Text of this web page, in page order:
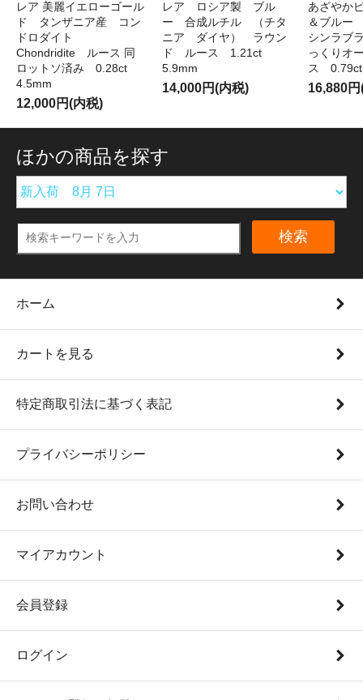
レア 美麗イエローゴール
ド タンザニア産 コン
ドロダイト
Chondridite ルース 同
ロットソ済み 0.28ct
4.5mm
12,000円(内税)
レア ロシア製 ブル
ー 合成ルチル （チタ
ニア ダイヤ） ラウン
ド ルース 1.21ct
5.9mm
14,000円(内税)
あざやか
＆ブル
シンラブ
っくりオ
ス
16,880
ほかの商品を探す
検索
ホーム
カートを見る
特定商取引法に基づく表記
プライバシーポリシー
お問い合わせ
マイアカウント
会員登録
ログイン